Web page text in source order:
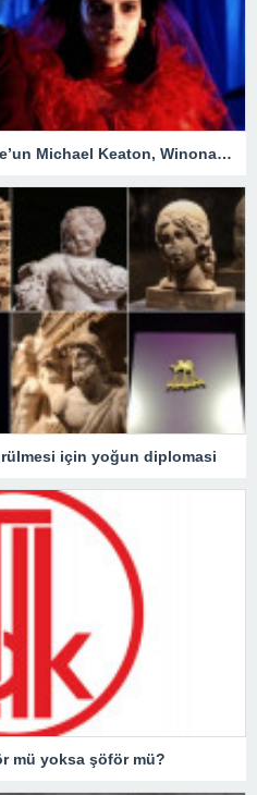
Tim Burton imzalı Beetlejuice’un Michael Keaton, Winona Ryder ve Jenna Ortega’lı devam filmi geliyor
için yoğun diplomasi
mü yoksa şöför mü?